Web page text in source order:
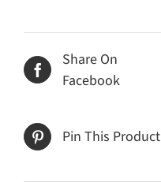
Share On
Facebook
Pin This Product